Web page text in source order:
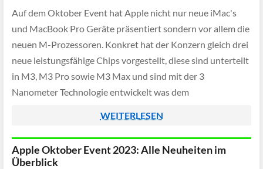
Auf dem Oktober Event hat Apple nicht nur neue iMac's
und MacBook Pro Geräte präsentiert sondern vor allem die
neuen M-Prozessoren. Konkret hat der Konzern gleich drei
neue leistungsfähige Chips vorgestellt, diese sind unterteilt
in M3, M3 Pro sowie M3 Max und sind mit der 3
Nanometer Techno­­logie entwickelt was dem
WEITERLESEN
Apple Oktober Event 2023: Alle Neuheiten im
Überblick